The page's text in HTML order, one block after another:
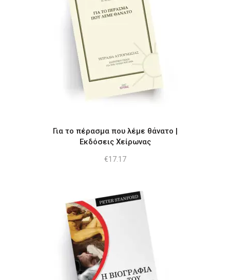
Για το πέρασμα που λέμε θάνατο |
Εκδόσεις Χείρωνας
€17.17